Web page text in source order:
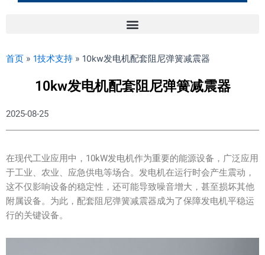
首页 » 1技术支持 » 10kw发电机配套阻尼弹簧减震器
10kw发电机配套阻尼弹簧减震器
2025-08-25
在现代工业应用中，10kW发电机作为重要的能源设备，广泛应用
于工业、农业、应急供电等场合。发电机在运行时会产生震动，
这不仅影响设备的稳定性，还可能导致噪音增大，甚至损坏其他
附属设备。为此，配套阻尼弹簧减震器成为了保障发电机平稳运
行的关键设备。